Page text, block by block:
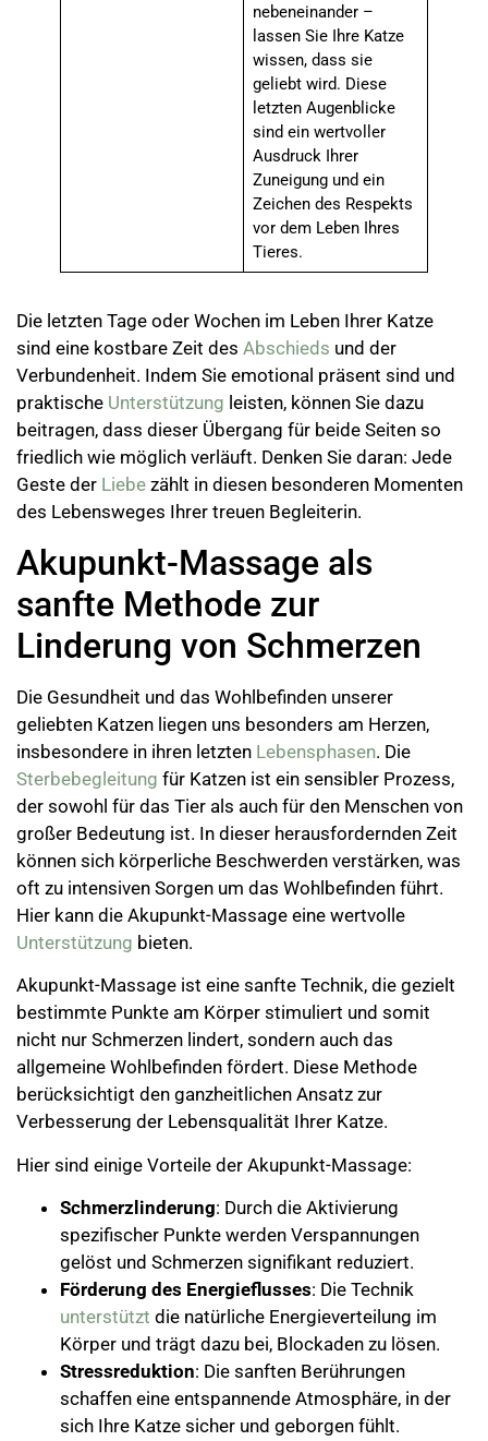
nebeneinander –
lassen Sie Ihre Katze
wissen, dass sie
geliebt wird. Diese
letzten Augenblicke
sind ein wertvoller
Ausdruck Ihrer
Zuneigung und ein
Zeichen des Respekts
vor dem Leben Ihres
Tieres.
Die letzten Tage oder Wochen im Leben Ihrer Katze
sind eine kostbare Zeit des Abschieds und der
Verbundenheit. Indem Sie emotional präsent sind und
praktische Unterstützung leisten, können Sie dazu
beitragen, dass dieser Übergang für beide Seiten so
friedlich wie möglich verläuft. Denken Sie daran: Jede
Geste der Liebe zählt in diesen besonderen Momenten
des Lebensweges Ihrer treuen Begleiterin.
Akupunkt-Massage als
sanfte Methode zur
Linderung von Schmerzen
Die Gesundheit und das Wohlbefinden unserer
geliebten Katzen liegen uns besonders am Herzen,
insbesondere in ihren letzten Lebensphasen. Die
Sterbebegleitung für Katzen ist ein sensibler Prozess,
der sowohl für das Tier als auch für den Menschen von
großer Bedeutung ist. In dieser herausfordernden Zeit
können sich körperliche Beschwerden verstärken, was
oft zu intensiven Sorgen um das Wohlbefinden führt.
Hier kann die Akupunkt-Massage eine wertvolle
Unterstützung bieten.
Akupunkt-Massage ist eine sanfte Technik, die gezielt
bestimmte Punkte am Körper stimuliert und somit
nicht nur Schmerzen lindert, sondern auch das
allgemeine Wohlbefinden fördert. Diese Methode
berücksichtigt den ganzheitlichen Ansatz zur
Verbesserung der Lebensqualität Ihrer Katze.
Hier sind einige Vorteile der Akupunkt-Massage:
Schmerzlinderung: Durch die Aktivierung
spezifischer Punkte werden Verspannungen
gelöst und Schmerzen signifikant reduziert.
Förderung des Energieflusses: Die Technik
unterstützt die natürliche Energieverteilung im
Körper und trägt dazu bei, Blockaden zu lösen.
Stressreduktion: Die sanften Berührungen
schaffen eine entspannende Atmosphäre, in der
sich Ihre Katze sicher und geborgen fühlt.